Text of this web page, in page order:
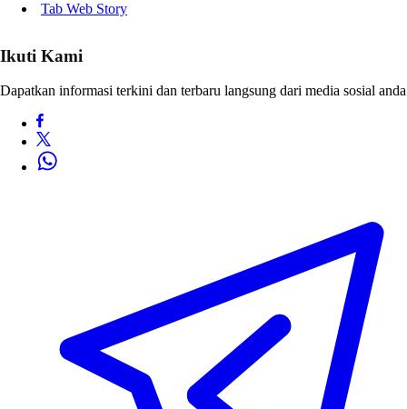
Tab Web Story
Ikuti Kami
Dapatkan informasi terkini dan terbaru langsung dari media sosial anda